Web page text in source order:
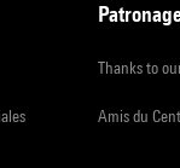
Thanks to
Amis du